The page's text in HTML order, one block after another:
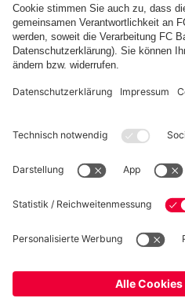
Ben CLUB-
Zone
Fanbereich
Impressum
Datenschutz AGB
Verträge hier kündigen